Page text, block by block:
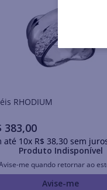
Anéis RHODIUM
383,00
até 10x R$ 38,30sem
Produto Indisponível
me quando retornar ao
Avise-me